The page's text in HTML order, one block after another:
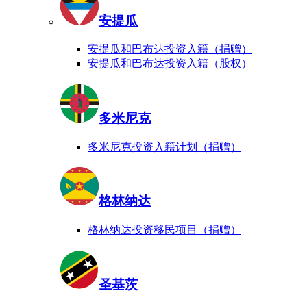
安提瓜
安提瓜和巴布达投资入籍（捐赠）
安提瓜和巴布达投资入籍（股权）
多米尼克
多米尼克投资入籍计划（捐赠）
格林纳达
格林纳达投资移民项目（捐赠）
圣基茨